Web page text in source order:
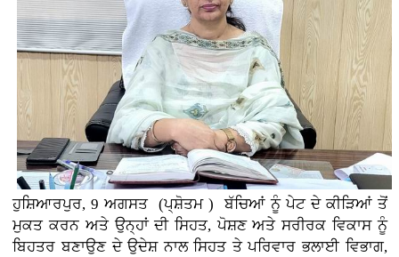
ਹੁਸ਼ਿਆਰਪੁਰ, 9 ਅਗਸਤ (ਪ੍ਸ਼ੋਤਮ ) ਬੱਚਿਆਂ ਨੂੰ ਪੇਟ ਦੇ ਕੀੜਿਆਂ ਤੋਂ
ਮੁਕਤ ਕਰਨ ਅਤੇ ਉਨ੍ਹਾਂ ਦੀ ਸਿਹਤ, ਪੋਸ਼ਣ ਅਤੇ ਸਰੀਰਕ ਵਿਕਾਸ ਨੂੰ
ਬਿਹਤਰ ਬਣਾਉਣ ਦੇ ਉਦੇਸ਼ ਨਾਲ ਸਿਹਤ ਤੇ ਪਰਿਵਾਰ ਭਲਾਈ ਵਿਭਾਗ,